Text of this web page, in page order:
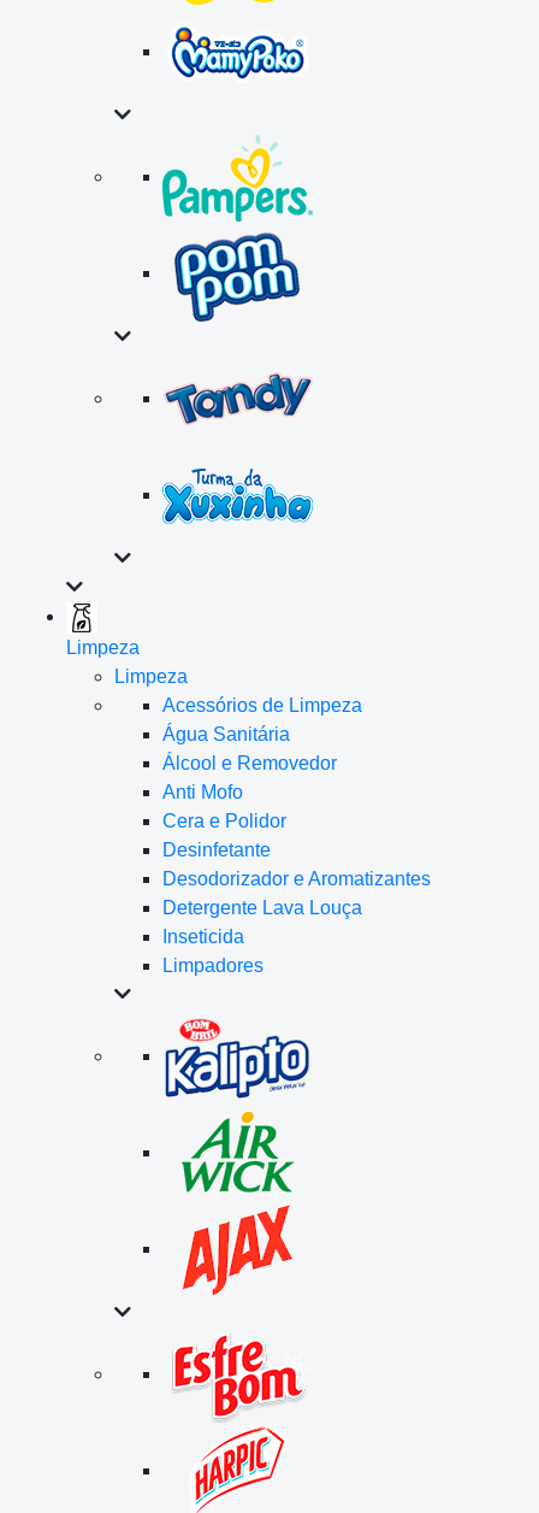
Limpeza
Limpeza
Acessórios de Limpeza
Água Sanitária
Álcool e Removedor
Anti Mofo
Cera e Polidor
Desinfetante
Desodorizador e Aromatizantes
Detergente Lava Louça
Inseticida
Limpadores